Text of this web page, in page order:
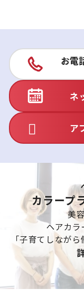
お電
ネ
ア
カラープ
美
ヘアカラ
「子育てしなが